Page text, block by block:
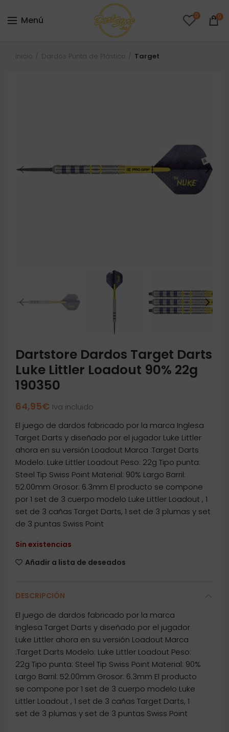
Menú 0 0
Inicio Dardos Punta de Plástico Target
Dartstore Dardos Target Darts
Luke Littler Loadout 90% 22g
190350
64,95€ Iva incluido
El juego de dardos fabricado por la marca Inglesa
Target Darts y diseñado por el jugador Luke Littler
ahora en su versión Loadout Marca :Target Darts
Modelo: Luke Littler Loadout Peso: 22g Tipo punta:
Steel Tip Swiss Point Material: 90% Largo Barril:
52.00mm Grosor: 6.3mm El producto se compone
por 1 set de 3 cuerpo modelo Luke Littler Loadout , 1
set de 3 cañas Target Darts, 1 set de 3 plumas y set
de 3 puntas Swiss Point
Sin existencias
Añadir a lista de deseados
DESCRIPCIÓN
El juego de dardos fabricado por la marca
Inglesa Target Darts y diseñado por el jugador
Luke Littler ahora en su versión Loadout Marca
:Target Darts Modelo: Luke Littler Loadout Peso:
22g Tipo punta: Steel Tip Swiss Point Material: 90%
Largo Barril: 52.00mm Grosor: 6.3mm El producto
se compone por 1 set de 3 cuerpo modelo Luke
Littler Loadout , 1 set de 3 cañas Target Darts, 1
set de 3 plumas y set de 3 puntas Swiss Point